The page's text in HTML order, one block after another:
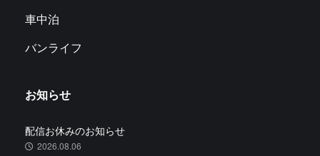
車中泊
バンライフ
お知らせ
配信お休みのお知らせ
2026.08.06